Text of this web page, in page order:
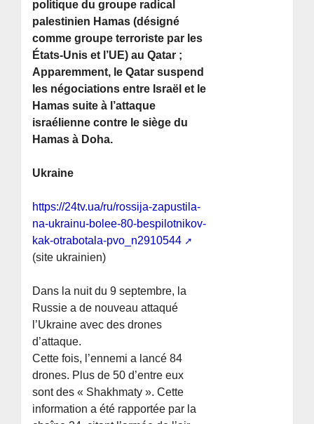
politique du groupe radical
palestinien Hamas (désigné
comme groupe terroriste par les
États-Unis et l’UE) au Qatar ;
Apparemment, le Qatar suspend
les négociations entre Israël et le
Hamas suite à l’attaque
israélienne contre le siège du
Hamas à Doha.
Ukraine
https://24tv.ua/ru/rossija-zapustila-
na-ukrainu-bolee-80-bespilotnikov-
kak-otrabotala-pvo_n2910544
(site ukrainien)
Dans la nuit du 9 septembre, la
Russie a de nouveau attaqué
l’Ukraine avec des drones
d’attaque.
Cette fois, l’ennemi a lancé 84
drones. Plus de 50 d’entre eux
sont des « Shakhmaty ». Cette
information a été rapportée par la